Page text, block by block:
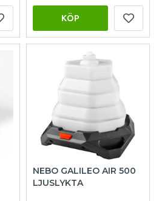
KÖP
NEBO GALILEO AIR 500
LJUSLYKTA